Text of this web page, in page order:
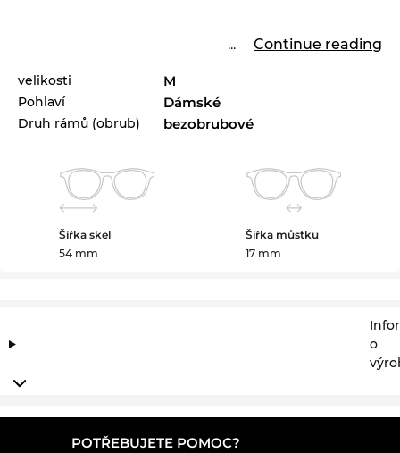
... Continue reading
velikosti M
Pohlaví Dámské
Druh rámů (obrub) bezobrubové
Šířka skel
54 mm
Šířka můstku
17 mm
o
POTŘEBUJETE POMOC?